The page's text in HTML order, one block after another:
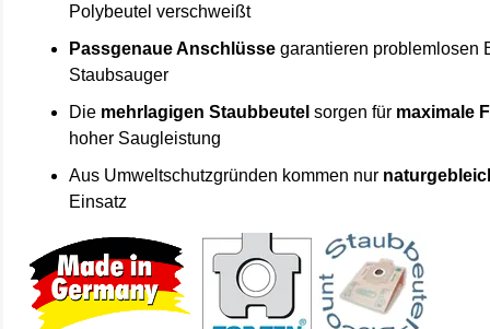
Polybeutel verschweißt
Passgenaue Anschlüsse garantieren problemlosen
Staubsauger
Die mehrlagigen Staubbeutel sorgen für maximale
hoher Saugleistung
Aus Umweltschutzgründen kommen nur
Einsatz